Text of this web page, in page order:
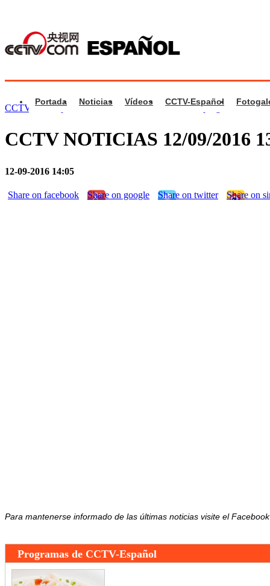
Portada Noticias Vídeos CCTV-Español
CCTV.com Español>CCTV Noticias Videos de programa
CCTV NOTICIAS 12/09/2016
12-09-2016 14:05
Share on facebook Share on google Share on twitter Share on
Para mantenerse informado de las últimas noticias visite el
Programas de CCTV-Español